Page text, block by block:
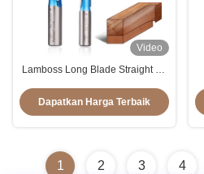
Video
Lamboss Long Blade Straight Bit
Milling Cutter Pemotong
Dapatkan Harga Terbaik
1 2 3 4